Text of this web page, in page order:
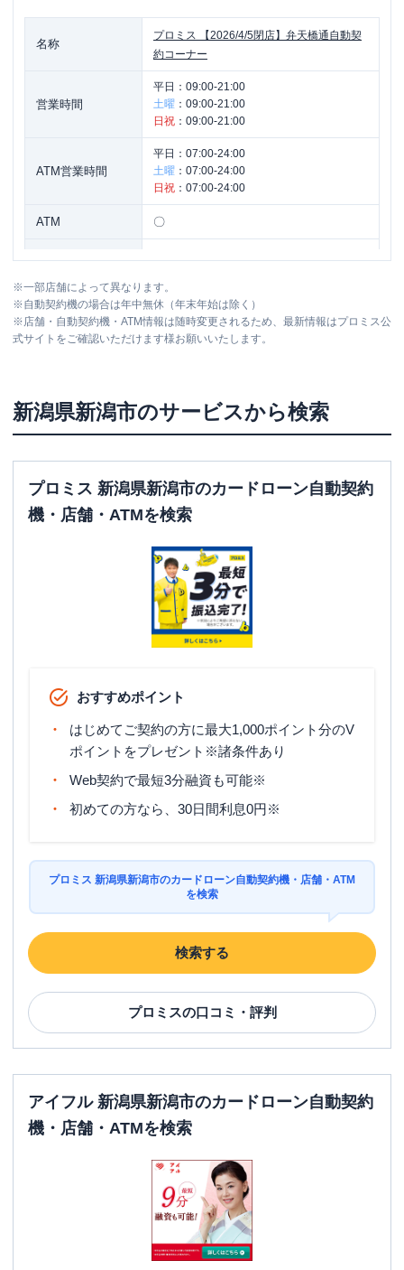
名称
プロミス
【2026/4/5閉店】弁天橋通自動契
約コーナー
営業時間
平日： 09:00-21:00
土曜 ： 09:00-21:00
日祝 ： 09:00-21:00
ATM営業時間
平日： 07:00-24:00
土曜 ： 07:00-24:00
日祝 ： 07:00-24:00
ATM 〇
住所
新潟県新潟市中央区弁天橋通１－１５４
９－２１
※一部店舗によって異なります。
※自動契約機の場合は年中無休（年末年始は除く）
※店舗・自動契約機・ATM情報は随時変更されるため、最新情報はプロミス公
式サイトをご確認いただけます様お願いいたします。
新潟県新潟市のサービスから検索
プロミス 新潟県新潟市のカードローン自動契約
機・店舗・ATMを検索
おすすめポイント
はじめてご契約の方に最大1,000ポイント分のV
ポイントをプレゼント※諸条件あり
Web契約で最短3分融資も可能※
初めての方なら、30日間利息0円※
プロミス 新潟県新潟市のカードローン自動契約機・店舗・ATM
を検索
検索する
プロミスの口コミ・評判
アイフル 新潟県新潟市のカードローン自動契約
機・店舗・ATMを検索